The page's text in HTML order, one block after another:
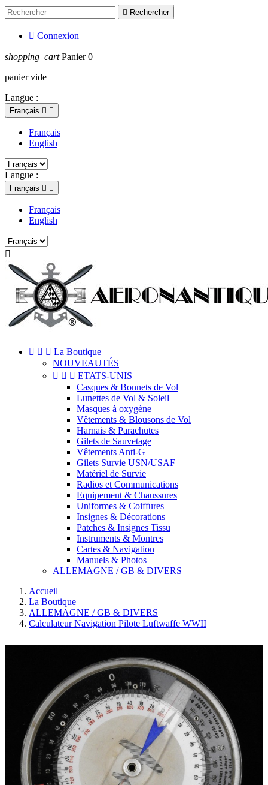
 Rechercher
 Connexion
shopping_cart Panier 0
panier vide
Langue :
Français  
Français
English
Langue :
Français  
Français
English

   La Boutique
NOUVEAUTÉS
   ETATS-UNIS
Casques & Bonnets de Vol
Lunettes de Vol & Soleil
Masques à oxygène
Vêtements & Blousons de Vol
Harnais & Parachutes
Gilets de Sauvetage
Vêtements Anti-G
Gilets Survie USN/USAF
Matériel de Survie
Radios et Communications
Equipement & Chaussures
Uniformes & Coiffures
Insignes & Décorations
Patches & Insignes Tissu
Instruments & Montres
Cartes & Navigation
Manuels & Photos
ALLEMAGNE / GB & DIVERS
Accueil
La Boutique
ALLEMAGNE / GB & DIVERS
Calculateur Navigation Pilote Luftwaffe WWII